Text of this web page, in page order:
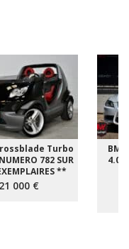
Turbo
782 SUR
**
21 000 €
4.0i